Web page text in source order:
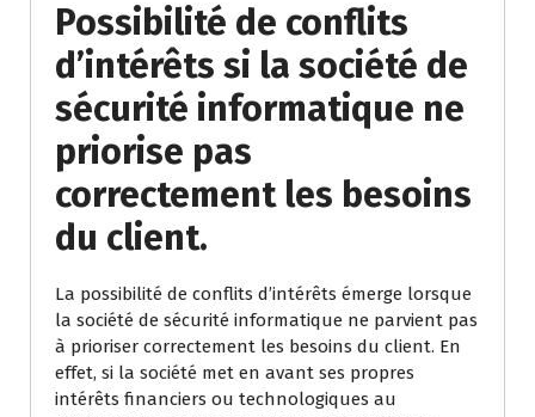
Possibilité de conflits
d’intérêts si la société de
sécurité informatique ne
priorise pas
correctement les besoins
du client.
La possibilité de conflits d’intérêts émerge lorsque
la société de sécurité informatique ne parvient pas
à prioriser correctement les besoins du client. En
effet, si la société met en avant ses propres
intérêts financiers ou technologiques au